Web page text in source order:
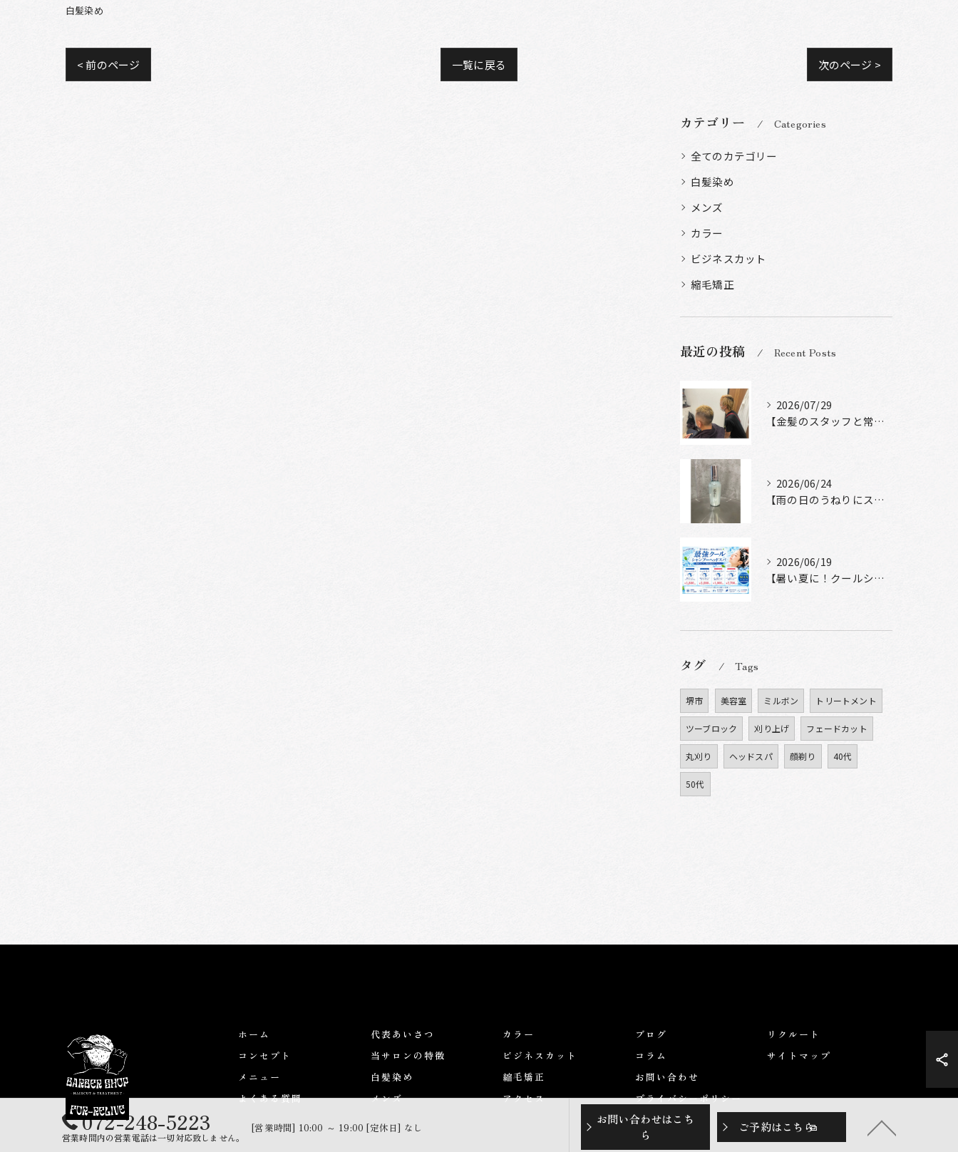
白髪染め
< 前のページ 一覧に戻る 次のページ >
カテゴリー Categories
全てのカテゴリー
白髪染め
メンズ
カラー
ビジネスカット
縮毛矯正
最近の投稿 Recent Posts
2026/07/29
【金髪のスタッフと常連様ショット】
2026/06/24
【雨の日のうねりにストレートロック】
2026/06/19
【暑い夏に！クールシャンプーヘッドスパ】
タグ Tags
堺市 美容室 ミルボン トリートメント
ツーブロック 刈り上げ フェードカット
丸刈り ヘッドスパ 顔剃り 40代
50代
072-248-5223
営業時間内の営業電話は一切対応致しません。
[営業時間] 10:00 ～ 19:00 [定休日] なし
お問い合わせはこち
ら
ご予約はこちら
ホーム
コンセプト
メニュー
よくある質問
代表あいさつ
当サロンの特徴
白髪染め
メンズ
カラー
ビジネスカット
縮毛矯正
アクセス
ブログ
コラム
お問い合わせ
プライバシーポリシー
リクルート
サイトマップ